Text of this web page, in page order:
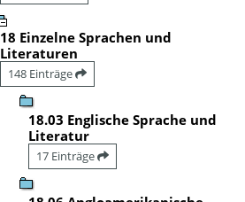
18 Einzelne Sprachen und
Literaturen
148 Einträge
18.03 Englische Sprache und
Literatur
17 Einträge